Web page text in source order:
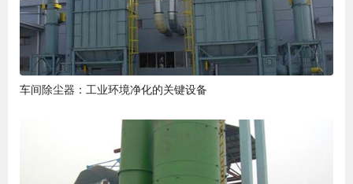
车间除尘器：工业环境净化的关键设备